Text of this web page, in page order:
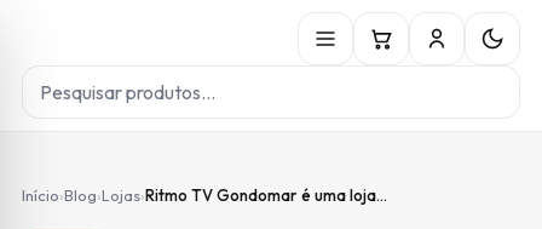
Início›Blog›Lojas›Ritmo TV Gondomar é uma loja…